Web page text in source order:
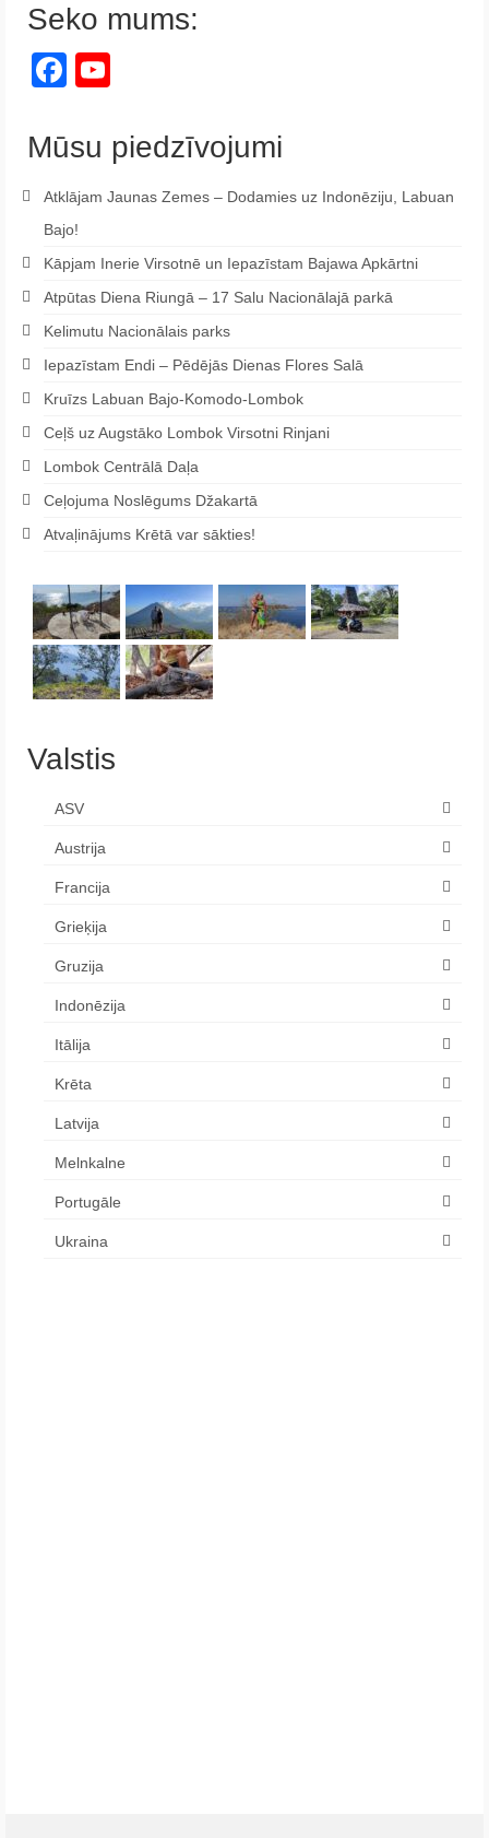
Seko mums:
Facebook
Mūsu piedzīvojumi
Atklājam Jaunas Zemes – Dodamies uz Indonēziju, Labuan
Bajo!
Kāpjam Inerie Virsotnē un Iepazīstam Bajawa Apkārtni
Atpūtas Diena Riungā – 17 Salu Nacionālajā parkā
Kelimutu Nacionālais parks
Iepazīstam Endi – Pēdējās Dienas Flores Salā
Kruīzs Labuan Bajo-Komodo-Lombok
Ceļš uz Augstāko Lombok Virsotni Rinjani
Lombok Centrālā Daļa
Ceļojuma Noslēgums Džakartā
Atvaļinājums Krētā var sākties!
Valstis
ASV
Austrija
Francija
Grieķija
Gruzija
Indonēzija
Itālija
Krēta
Latvija
Melnkalne
Portugāle
Ukraina